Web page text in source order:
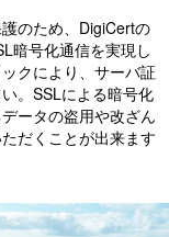
のため、DigiCertの
暗号化通信を実現し
クにより、サーバ証
。SSLによる暗号化
ータの盗用や改ざん
だくことが出来ます